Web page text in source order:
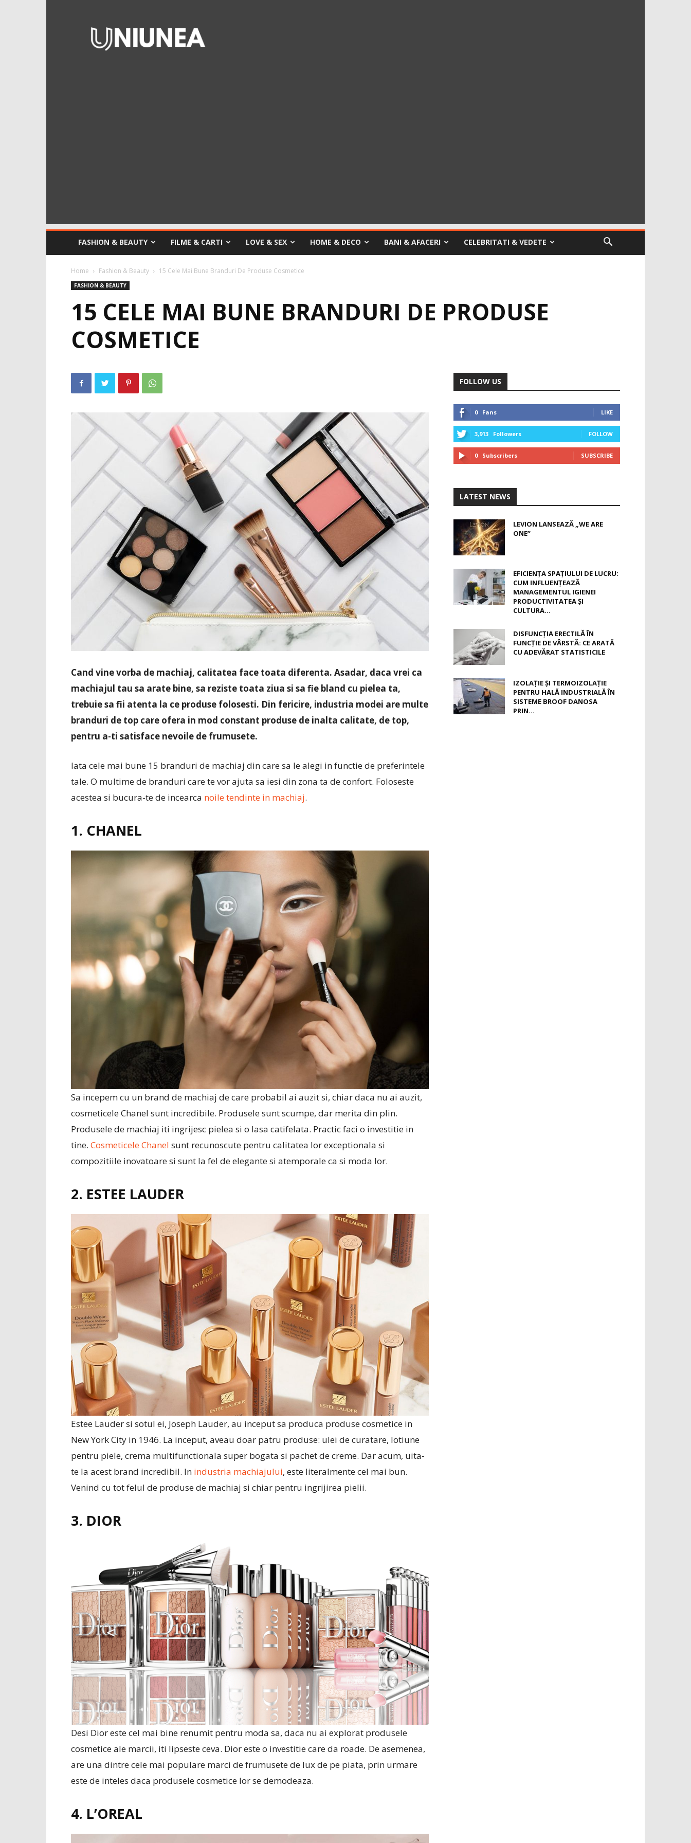
FASHION & BEAUTY FILME & CARTI LOVE & SEX HOME & DECO BANI & AFACERI CELEBRITATI & VEDETE
Home Fashion & Beauty 15 Cele Mai Bune Branduri De Produse Cosmetice
FASHION & BEAUTY
15 CELE MAI BUNE BRANDURI DE PRODUSE
COSMETICE
Cand vine vorba de machiaj, calitatea face toata diferenta. Asadar, daca vrei ca
machiajul tau sa arate bine, sa reziste toata ziua si sa fie bland cu pielea ta,
trebuie sa fii atenta la ce produse folosesti. Din fericire, industria modei are multe
branduri de top care ofera in mod constant produse de inalta calitate, de top,
pentru a-ti satisface nevoile de frumusete.
Iata cele mai bune 15 branduri de machiaj din care sa le alegi in functie de preferintele
tale. O multime de branduri care te vor ajuta sa iesi din zona ta de confort. Foloseste
acestea si bucura-te de incearca noile tendinte in machiaj.
1. CHANEL
Sa incepem cu un brand de machiaj de care probabil ai auzit si, chiar daca nu ai auzit,
cosmeticele Chanel sunt incredibile. Produsele sunt scumpe, dar merita din plin.
Produsele de machiaj iti ingrijesc pielea si o lasa catifelata. Practic faci o investitie in
tine. Cosmeticele Chanel sunt recunoscute pentru calitatea lor exceptionala si
compozitiile inovatoare si sunt la fel de elegante si atemporale ca si moda lor.
2. ESTEE LAUDER
Estee Lauder si sotul ei, Joseph Lauder, au inceput sa produca produse cosmetice in
New York City in 1946. La inceput, aveau doar patru produse: ulei de curatare, lotiune
pentru piele, crema multifunctionala super bogata si pachet de creme. Dar acum, uita-
te la acest brand incredibil. In industria machiajului, este literalmente cel mai bun.
Venind cu tot felul de produse de machiaj si chiar pentru ingrijirea pielii.
3. DIOR
Desi Dior este cel mai bine renumit pentru moda sa, daca nu ai explorat produsele
cosmetice ale marcii, iti lipseste ceva. Dior este o investitie care da roade. De asemenea,
are una dintre cele mai populare marci de frumusete de lux de pe piata, prin urmare
este de inteles daca produsele cosmetice lor se demodeaza.
4. L’OREAL
FOLLOW US
0 Fans LIKE
3,913 Followers FOLLOW
0 Subscribers SUBSCRIBE
LATEST NEWS
LEVION LANSEAZĂ „WE ARE
ONE”
EFICIENȚA SPAȚIULUI DE LUCRU:
CUM INFLUENȚEAZĂ
MANAGEMENTUL IGIENEI
PRODUCTIVITATEA ȘI
CULTURA...
DISFUNCȚIA ERECTILĂ ÎN
FUNCȚIE DE VÂRSTĂ: CE ARATĂ
CU ADEVĂRAT STATISTICILE
IZOLAȚIE ȘI TERMOIZOLAȚIE
PENTRU HALĂ INDUSTRIALĂ ÎN
SISTEME BROOF DANOSA
PRIN...